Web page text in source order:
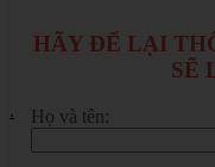
.
HÃY ĐỂ LẠI
SẼ
Họ và tên: